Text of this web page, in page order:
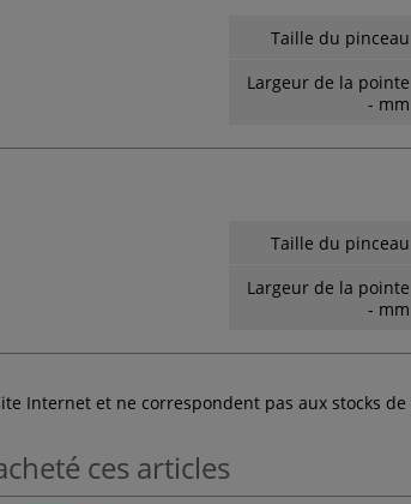
Taille du pinceau
Largeur de la pointe
- mm
Taille du pinceau
Largeur de la pointe
- mm
Internet et ne correspondent pas aux stocks de
ces articles